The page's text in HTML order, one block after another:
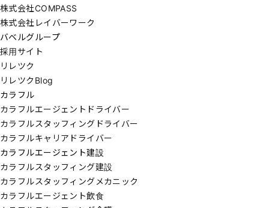
株式会社COMPASS
株式会社レイバーワーク
バベルグループ
採用サイト
リレツク
リレツクBlog
カラフル
カラフルエージェントドライバー
カラフルスタッフィングドライバー
カラフルキャリアドライバー
カラフルエージェント建設
カラフルスタッフィング建設
カラフルスタッフィングメカニック
カラフルエージェント飲食